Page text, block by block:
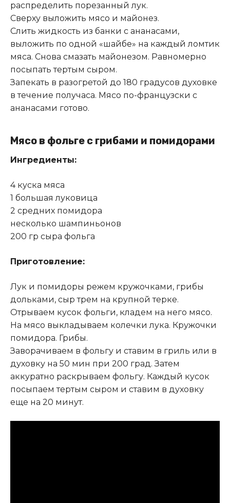
распределить порезанный лук.
Сверху выложить мясо и майонез.
Слить жидкость из банки с ананасами,
выложить по одной «шайбе» на каждый ломтик
мяса. Снова смазать майонезом. Равномерно
посыпать тертым сыром.
Запекать в разогретой до 180 градусов духовке
в течение получаса. Мясо по-французски с
ананасами готово.
Мясо в фольге с грибами и помидорами
Ингредиенты:
4 куска мяса
1 большая луковица
2 средних помидора
несколько шампиньонов
200 гр сыра фольга
Приготовление:
Лук и помидоры режем кружочками, грибы
дольками, сыр трем на крупной терке.
Отрываем кусок фольги, кладем на него мясо.
На мясо выкладываем колечки лука. Кружочки
помидора. Грибы.
Заворачиваем в фольгу и ставим в гриль или в
духовку на 50 мин при 200 град. Затем
аккуратно раскрываем фольгу. Каждый кусок
посыпаем тертым сыром и ставим в духовку
еще на 20 минут.